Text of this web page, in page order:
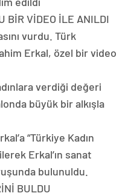
BİR VİDEO İLE ANILDI
vurdu. Türk
Erkal, özel bir video
verdiği değeri
büyük bir alkışla
“Türkiye Kadın
Erkal’ın sanat
bulunuldu.
BULDU